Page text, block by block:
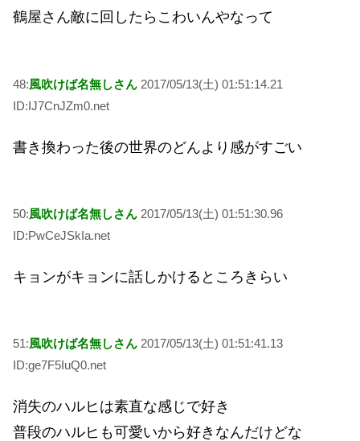
鶴屋さん敵に回したらこわいんやなって
48:風吹けば名無しさん 2017/05/13(土) 01:51:14.21
ID:IJ7CnJZm0.net
書き換わった後の世界のどんより感がすごい
50:風吹けば名無しさん 2017/05/13(土) 01:51:30.96
ID:PwCeJSkIa.net
キョンがキョンに話しかけるところきらい
51:風吹けば名無しさん 2017/05/13(土) 01:51:41.13
ID:ge7F5IuQ0.net
消失のハルヒは素直な感じで好き
普段のハルヒも可愛いから好きなんだけどな